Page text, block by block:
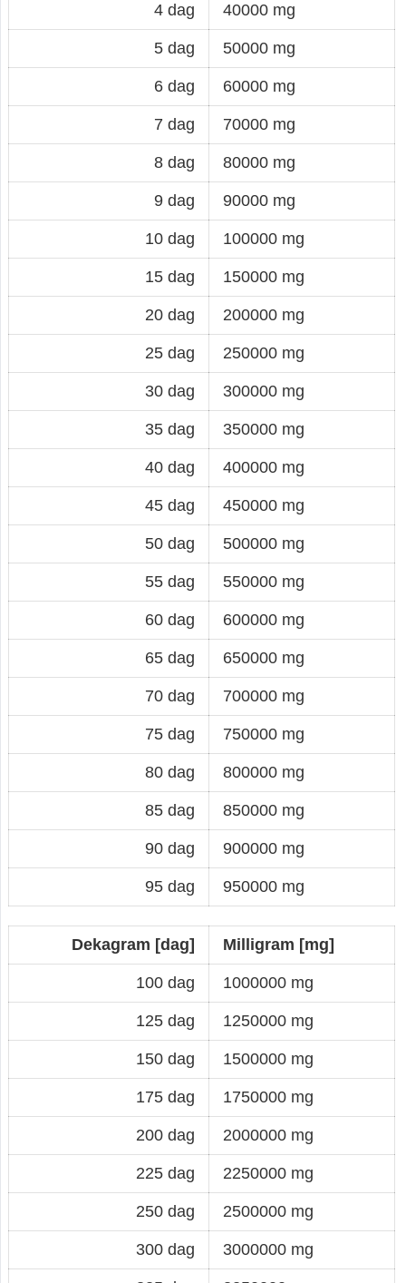
4 dag 40000 mg
5 dag 50000 mg
6 dag 60000 mg
7 dag 70000 mg
8 dag 80000 mg
9 dag 90000 mg
10 dag 100000 mg
15 dag 150000 mg
20 dag 200000 mg
25 dag 250000 mg
30 dag 300000 mg
35 dag 350000 mg
40 dag 400000 mg
45 dag 450000 mg
50 dag 500000 mg
55 dag 550000 mg
60 dag 600000 mg
65 dag 650000 mg
70 dag 700000 mg
75 dag 750000 mg
80 dag 800000 mg
85 dag 850000 mg
90 dag 900000 mg
95 dag 950000 mg
Dekagram [dag] Milligram [mg]
100 dag 1000000 mg
125 dag 1250000 mg
150 dag 1500000 mg
175 dag 1750000 mg
200 dag 2000000 mg
225 dag 2250000 mg
250 dag 2500000 mg
300 dag 3000000 mg